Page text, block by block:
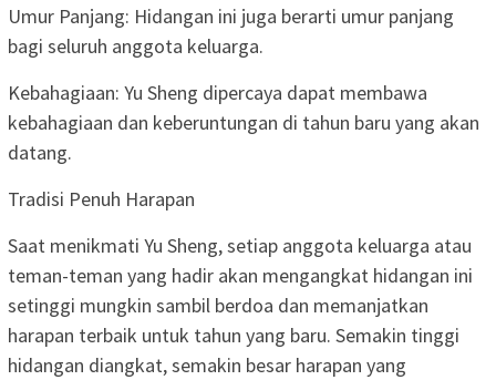
Umur Panjang: Hidangan ini juga berarti umur panjang
bagi seluruh anggota keluarga.
Kebahagiaan: Yu Sheng dipercaya dapat membawa
kebahagiaan dan keberuntungan di tahun baru yang akan
datang.
Tradisi Penuh Harapan
Saat menikmati Yu Sheng, setiap anggota keluarga atau
teman-teman yang hadir akan mengangkat hidangan ini
setinggi mungkin sambil berdoa dan memanjatkan
harapan terbaik untuk tahun yang baru. Semakin tinggi
hidangan diangkat, semakin besar harapan yang